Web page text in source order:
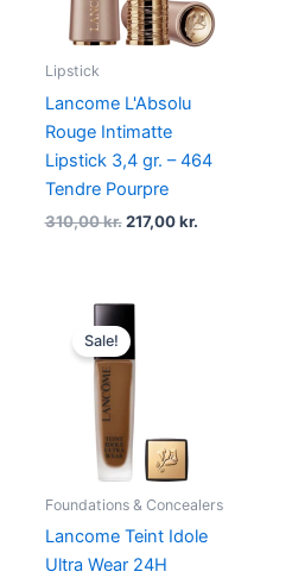
Lipstick
Lancome L'Absolu
Rouge Intimatte
Lipstick 3,4 gr. – 464
Tendre Pourpre
310,00kr. 217,00kr.
Sale!
Foundations & Concealers
Lancome Teint Idole
Ultra Wear 24H
Original
price
was:
450,00 kr..